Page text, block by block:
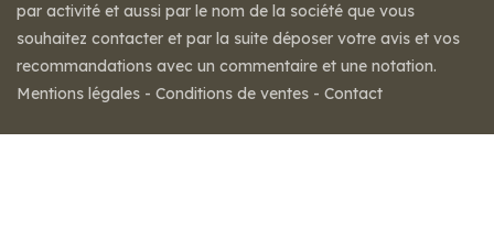
par activité et aussi par le nom de la société que vous
souhaitez contacter et par la suite déposer votre avis et vos
recommandations avec un commentaire et une notation.
Mentions légales - Conditions de ventes - Contact